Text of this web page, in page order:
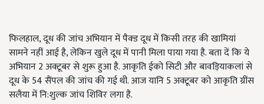
फिलहाल, दूध की जांच अभियान में पैक्ड दूध में किसी तरह की खामियां
सामने नहीं आई है, लेकिन खुले दूध में पानी मिला पाया गया है. बता दें कि ये
अभियान 2 अक्टूबर से शुरू हुआ है. आकृति ईको सिटी और बावड़ियाकलां से
दूध के 54 सैंपल की जांच की गई थी. आज यानि 5 अक्टूबर को आकृति ग्रींस
सलैया में नि:शुल्क जांच शिविर लगा है.